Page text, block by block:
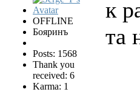
OFFLINE
Бояринъ
Posts: 1568
Thank you
received: 6
Karma: 1
к
та